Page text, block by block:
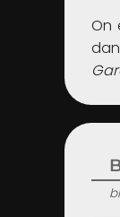
On